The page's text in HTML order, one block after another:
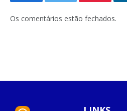
Os comentários estão fechados.